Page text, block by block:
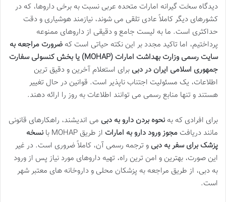
دیدگاه سخت گیرانه امارات متحده عربی نسبت به برخی داروها، که در
کشورهای دیگر کاملاً عادی تلقی می شوند، نیازمند هوشیاری و دقت
حداکثری است. ما به لیست جامع و دقیقی از داروهای ممنوعه
پرداختیم، اما تاکید مجدد بر این نکته حیاتی است که ضرورت مراجعه به
سایت رسمی وزارت بهداشت امارات (MOHAP) یا بخش کنسولی سفارت
جمهوری اسلامی ایران در دبی برای استعلام آخرین و دقیق ترین
اطلاعات، یک مسئولیت اجتناب ناپذیر است. قوانین در حال تغییر
هستند و تنها منابع رسمی می توانند اطلاعات به روز را ارائه دهند.
برای افرادی که به نحوه بردن دارو به دبی می اندیشند، راهکارهای قانونی
مانند دریافت مجوز ورود دارو به امارات از طریق MOHAP با
نسخه
پزشک برای سفر به دبی و ترجمه رسمی آن، کاملاً ضروری است. در غیر
این صورت، بهترین و امن ترین راه، تهیه داروهای مورد نیاز پس از ورود
به دبی، از طریق مراجعه به پزشکان محلی و داروخانه های معتبر شهر
است.